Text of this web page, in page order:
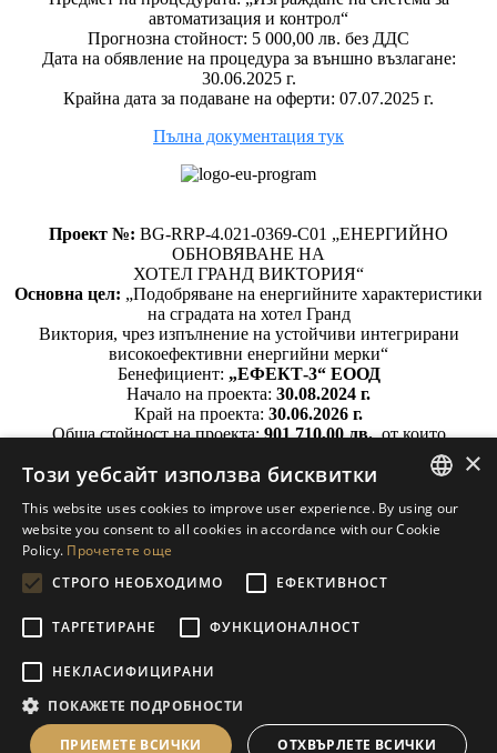
автоматизация и контрол“
Прогнозна стойност: 5 000,00 лв. без ДДС
Дата на обявление на процедура за външно възлагане:
30.06.2025 г.
Крайна дата за подаване на оферти: 07.07.2025 г.
Пълна документация тук
Проект №: BG-RRP-4.021-0369-C01 „ЕНЕРГИЙНО
ОБНОВЯВАНЕ НА
ХОТЕЛ ГРАНД ВИКТОРИЯ“
Основна цел: „Подобряване на енергийните характеристики
на сградата на хотел Гранд
Виктория, чрез изпълнение на устойчиви интегрирани
високоефективни енергийни мерки“
Бенефициент: „ЕФЕКТ-3“ ЕООД
Начало на проекта: 30.08.2024 г.
Край на проекта: 30.06.2026 г.
Обща стойност на проекта:901 710,00 лв., от които
489 395,50 лв.
Национален план за
възстановяване и устойчивост, по компонент 4
„Нисковъглеродна икономика“.
© 2023 Ефект-3 ООД. Всички права запазени. Дизайн и
ENGLISH
×
Този уебсайт използва бисквитки
This website uses cookies to improve user experience. By using our
website you consent to all cookies in accordance with our Cookie
Policy. Прочетете още
СТРОГО НЕОБХОДИМО
ЕФЕКТИВНОСТ
ТАРГЕТИРАНЕ ФУНКЦИОНАЛНОСТ
НЕКЛАСИФИЦИРАНИ
ПОКАЖЕТЕ ПОДРОБНОСТИ
ПРИЕМЕТЕ ВСИЧКИ ОТХВЪРЛЕТЕ ВСИЧКИ